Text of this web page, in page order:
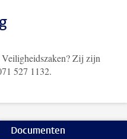
Veiligheidszaken? Zij zijn
527 1132.
Documenten